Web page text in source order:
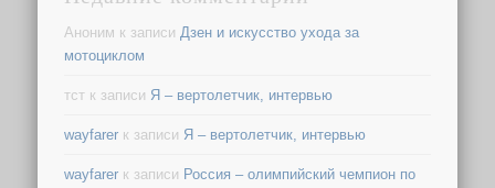
Аноним к записиДзен и искусство ухода за
мотоциклом
тст к записи Я – вертолетчик, интервью
wayfarer к записи Я – вертолетчик, интервью
wayfarer к записи Россия – олимпийский чемпион по